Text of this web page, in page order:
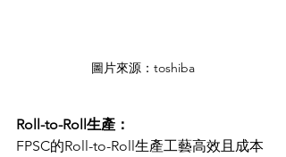
圖片來源：toshiba
Roll-to-Roll生產：
FPSC的Roll-to-Roll生產工藝高效且成本